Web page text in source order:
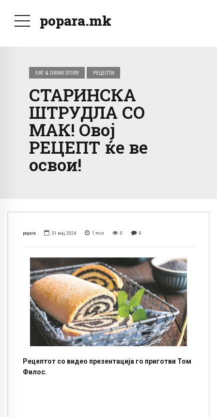
popara.mk
EAT & DRINK STORY РЕЦЕПТИ
СТАРИНСКА
ШТРУДЛА СО
МАК! Овој
РЕЦЕПТ ќе ве
освои!
popara 31 мај, 2024 1 min 0 0
Рецептот со видео презентација го приготви Том
Филос.